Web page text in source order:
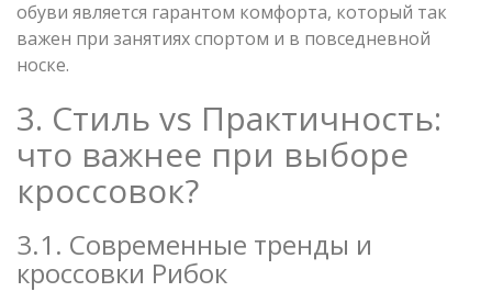
обуви является гарантом комфорта, который так
важен при занятиях спортом и в повседневной
носке.
3. Стиль vs Практичность:
что важнее при выборе
кроссовок?
3.1. Современные тренды и
кроссовки Рибок